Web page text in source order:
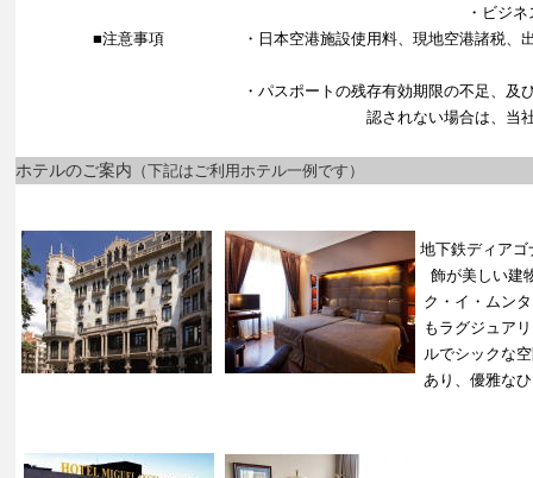
・ビジ
■注意事項
・日本空港施設使用料、現地空港諸税
・パスポートの残存有効期限の不足、
認されない場合は、当
ホテルのご案内 （下記はご利用ホテル一例です）
地下鉄ディア
飾が美しい建
ク・イ・ムン
もラグジュア
ルでシックな
あり、優雅な